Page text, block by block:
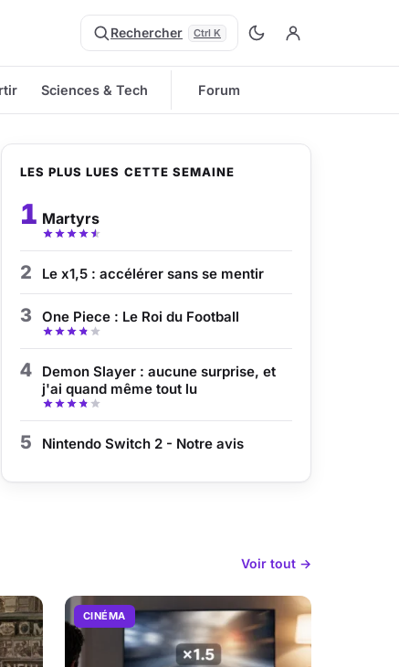
Rechercher Ctrl K
Sciences & Tech Forum
LES PLUS LUES CETTE SEMAINE
1 Martyrs
2 Le x1,5 : accélérer sans se mentir
3 One Piece : Le Roi du Football
4
Demon Slayer : aucune surprise, et
j'ai quand même tout lu
5 Nintendo Switch 2 - Notre avis
Voir tout →
CINÉMA